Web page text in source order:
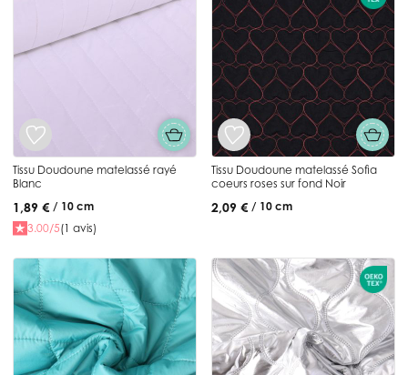
Tissu Doudoune matelassé rayé
Blanc
1,89 € / 10 cm
3.00/5(1 avis)
Tissu Doudoune matelassé Sofia
coeurs roses sur fond Noir
2,09 € / 10 cm